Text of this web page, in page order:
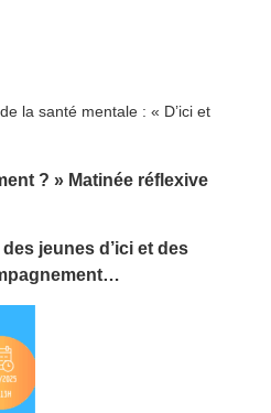
la santé mentale : « D’ici et
? » Matinée réflexive
jeunes d’ici et des